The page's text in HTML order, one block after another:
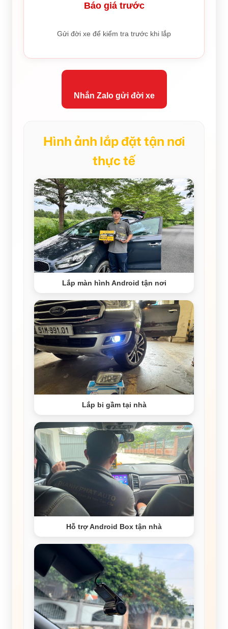
Báo giá trước
Gửi đời xe để kiểm tra trước khi lắp
Nhắn Zalo gửi đời xe
Hình ảnh lắp đặt tận nơi
thực tế
Lắp màn hình Android tận nơi
Lắp bi gầm tại nhà
Hỗ trợ Android Box tận nhà